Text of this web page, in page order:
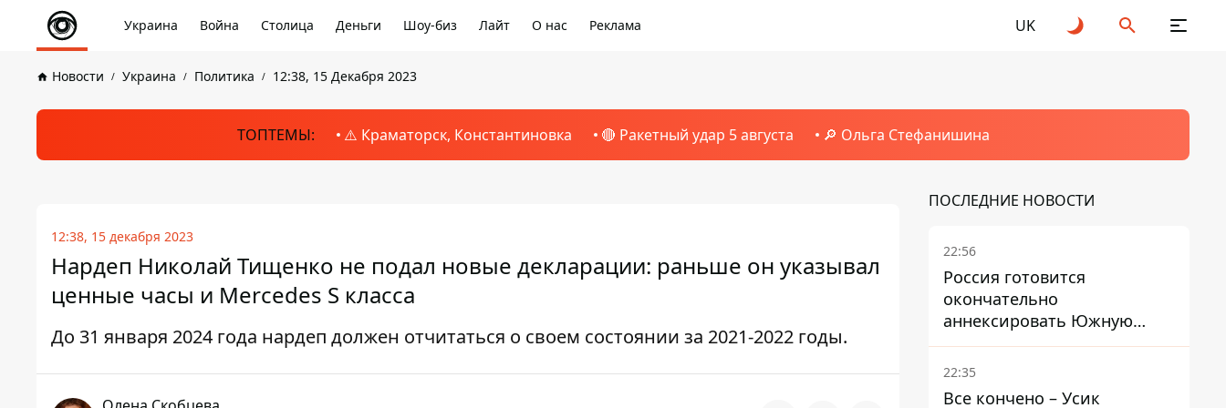
Украина Война Столица Деньги Шоу-биз Лайт О нас Реклама UK
Новости Украина Политика 12:38, 15 Декабря 2023
ТОПТЕМЫ: ⚠️ Краматорск, Константиновка 🔴 Ракетный удар 5 августа 🔎 Ольга Стефанишина
12:38, 15 декабря 2023
Нардеп Николай Тищенко не подал новые декларации: раньше он указывал
ценные часы и Mercedes S класса
До 31 января 2024 года нардеп должен отчитаться о своем состоянии за 2021-2022 годы.
ПОСЛЕДНИЕ НОВОСТИ
22:56
Россия готовится
окончательно
аннексировать Южную
Осетию – страны НАТО
обеспокоены
22:35
Все кончено – Усик